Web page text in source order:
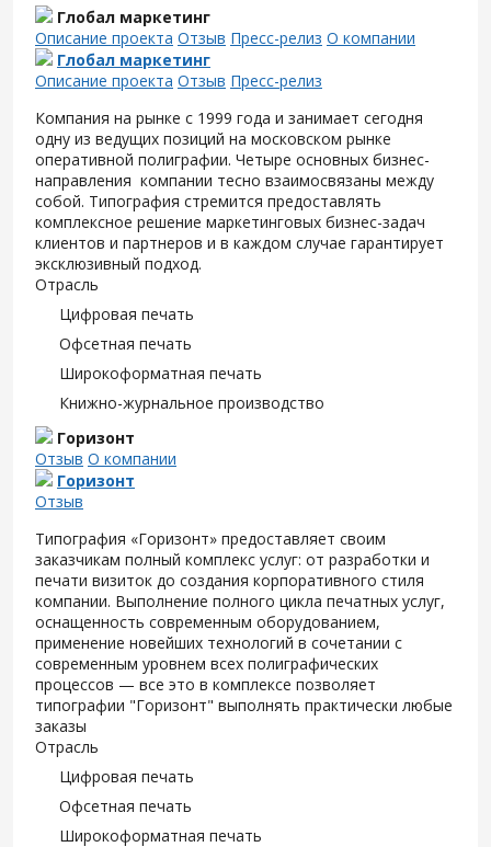
Глобал маркетинг
Описание проекта Отзыв Пресс-релиз О компании
Глобал маркетинг
Описание проекта Отзыв Пресс-релиз
Компания на рынке с 1999 года и занимает сегодня
одну из ведущих позиций на московском рынке
оперативной полиграфии. Четыре основных бизнес-
направления компании тесно взаимосвязаны между
собой. Типография стремится предоставлять
комплексное решение маркетинговых бизнес-задач
клиентов и партнеров и в каждом случае гарантирует
эксклюзивный подход.
Отрасль
Цифровая печать
Офсетная печать
Широкоформатная печать
Книжно-журнальное производство
Горизонт
Отзыв О компании
Горизонт
Отзыв
Типография «Горизонт» предоставляет своим
заказчикам полный комплекс услуг: от разработки и
печати визиток до создания корпоративного стиля
компании. Выполнение полного цикла печатных услуг,
оснащенность современным оборудованием,
применение новейших технологий в сочетании с
современным уровнем всех полиграфических
процессов — все это в комплексе позволяет
типографии "Горизонт" выполнять практически любые
заказы
Отрасль
Цифровая печать
Офсетная печать
Широкоформатная печать